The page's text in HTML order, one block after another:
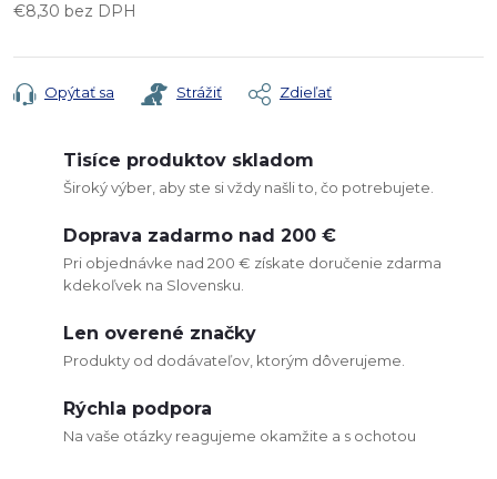
€8,30 bez DPH
cena:
Opýtať sa Strážiť Zdieľať
Tisíce produktov skladom
Široký výber, aby ste si vždy našli to, čo potrebujete.
Doprava zadarmo nad 200 €
Pri objednávke nad 200 € získate doručenie zdarma
kdekoľvek na Slovensku.
Len overené značky
Produkty od dodávateľov, ktorým dôverujeme.
Rýchla podpora
Na vaše otázky reagujeme okamžite a s ochotou